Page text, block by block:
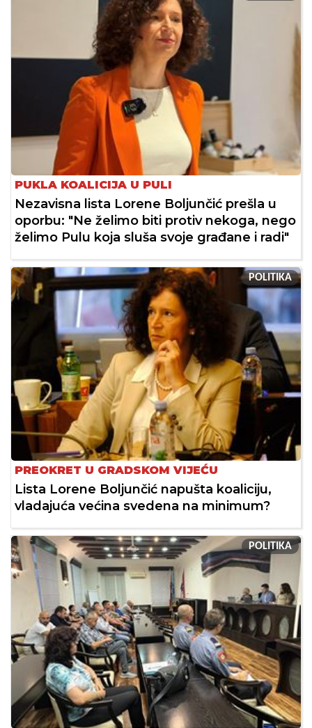
PUKLA KOALICIJA U PULI
Nezavisna lista Lorene Boljunčić prešla u
oporbu: "Ne želimo biti protiv nekoga, nego
želimo Pulu koja sluša svoje građane i radi"
POLITIKA
PREOKRET U GRADSKOM VIJEĆU
Lista Lorene Boljunčić napušta koaliciju,
vladajuća većina svedena na minimum?
POLITIKA